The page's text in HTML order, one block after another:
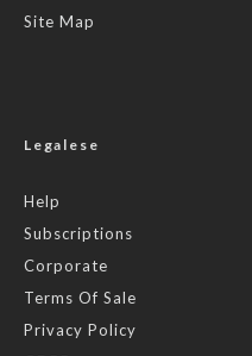
Site Map
Legalese
Help
Subscriptions
Corporate
Terms Of Sale
Privacy Policy